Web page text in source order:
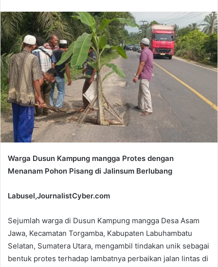
email
Warga Dusun Kampung mangga Protes dengan
Menanam Pohon Pisang di Jalinsum Berlubang
Labusel,JournalistCyber.com
Sejumlah warga di Dusun Kampung mangga Desa Asam
Jawa, Kecamatan Torgamba, Kabupaten Labuhambatu
Selatan, Sumatera Utara, mengambil tindakan unik sebagai
bentuk protes terhadap lambatnya perbaikan jalan lintas di